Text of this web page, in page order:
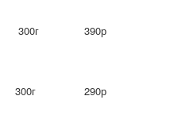
300г
390р
300г
290р